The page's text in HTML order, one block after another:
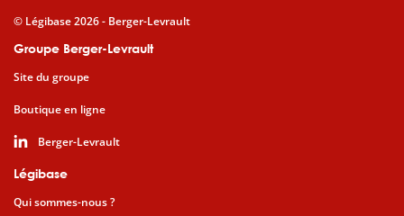
Groupe Berger-Levrault
Site du groupe
Boutique en ligne
Berger-Levrault
Légibase
Qui sommes-nous ?
© Légibase 2026 - Berger-Levrault